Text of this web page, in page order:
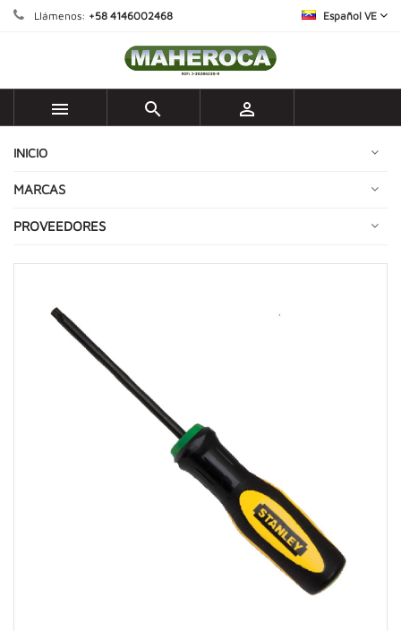
Llámenos: +58 4146002468 Español VE
  
INICIO
MARCAS
PROVEEDORES